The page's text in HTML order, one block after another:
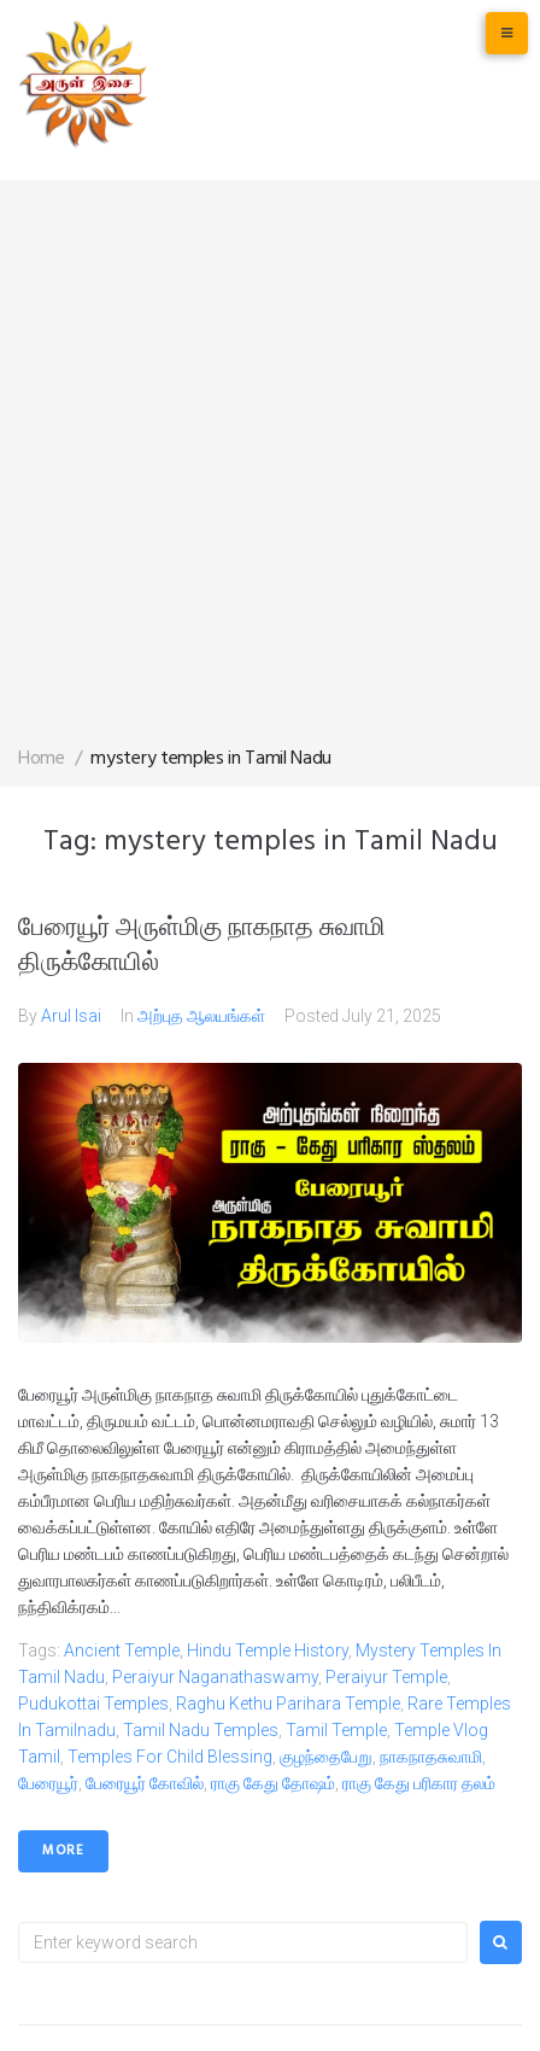
Home / mystery temples in Tamil Nadu
Tag: mystery temples in Tamil Nadu
பேரையூர் அருள்மிகு நாகநாத சுவாமி
திருக்கோயில்
ByArul Isai In அற்புத ஆலயங்கள் Posted July 21, 2025
பேரையூர் அருள்மிகு நாகநாத சுவாமி திருக்கோயில் புதுக்கோட்டை
மாவட்டம், திருமயம் வட்டம், பொன்னமராவதி செல்லும் வழியில், சுமார் 13
கிமீ தொலைவிலுள்ள பேரையூர் என்னும் கிராமத்தில் அமைந்துள்ள
அருள்மிகு நாகநாதசுவாமி திருக்கோயில். திருக்கோயிலின் அமைப்பு
கம்பீரமான பெரிய மதிற்சுவர்கள். அதன்மீது வரிசையாகக் கல்நாகர்கள்
வைக்கப்பட்டுள்ளன. கோயில் எதிரே அமைந்துள்ளது திருக்குளம். உள்ளே
பெரிய மண்டபம் காணப்படுகிறது, பெரிய மண்டபத்தைக் கடந்து சென்றால்
துவாரபாலகர்கள் காணப்படுகிறார்கள். உள்ளே கொடிரம், பலிபீடம்,
நந்திவிக்ரகம்...
Tags: Ancient Temple, Hindu Temple History, Mystery Temples In
Tamil Nadu, Peraiyur Naganathaswamy, Peraiyur Temple,
Pudukottai Temples, Raghu Kethu Parihara Temple, Rare Temples
In Tamilnadu, Tamil Nadu Temples, Tamil Temple, Temple Vlog
Tamil , Temples For Child Blessing, குழந்தைபேறு, நாகநாதசுவாமி,
பேரையூர், பேரையூர் கோவில், ராகு கேது தோஷம், ராகு கேது பரிகார தலம்
MORE